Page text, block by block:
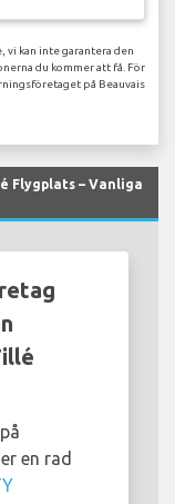
vi kan inte garantera den
du kommer att få. För
på Beauvais
Flygplats – Vanliga
en rad